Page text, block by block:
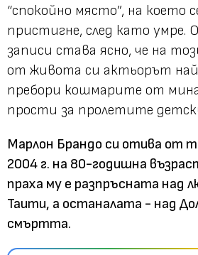
“спокойно място”, на което
пристигне, след като умре.
записи става ясно, че на
от живота си актьорът
пребори кошмарите от
прости за пролетите
Марлон Брандо си отива от
2004 г. на 80-годишна
праха му е разпръсната над
Таити, а останалата - над
смъртта.